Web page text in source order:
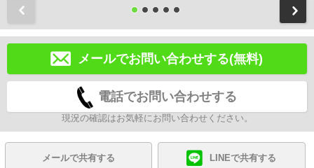
メールでお問い合わせする(無料)
電話でお問い合わせする
現況の確認はお気軽にお問い合わせください。
メールで共有する LINEで共有する